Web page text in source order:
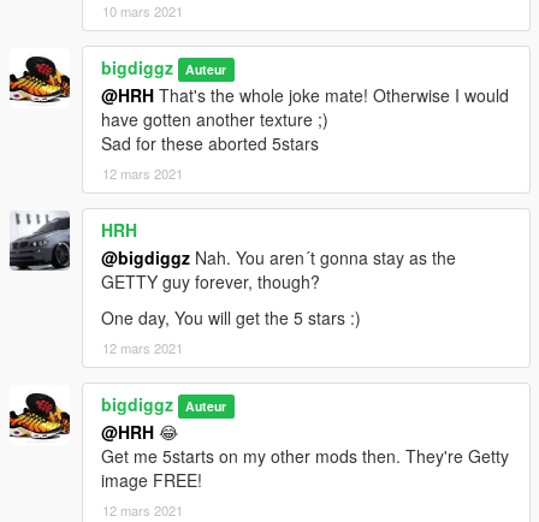
10 mars 2021
bigdiggz Auteur
@HRH That's the whole joke mate! Otherwise I would
have gotten another texture ;)
Sad for these aborted 5stars
12 mars 2021
HRH
@bigdiggz Nah. You aren´t gonna stay as the
GETTY guy forever, though?
One day, You will get the 5 stars :)
12 mars 2021
bigdiggz Auteur
@HRH 😂
Get me 5starts on my other mods then. They're Getty
image FREE!
12 mars 2021